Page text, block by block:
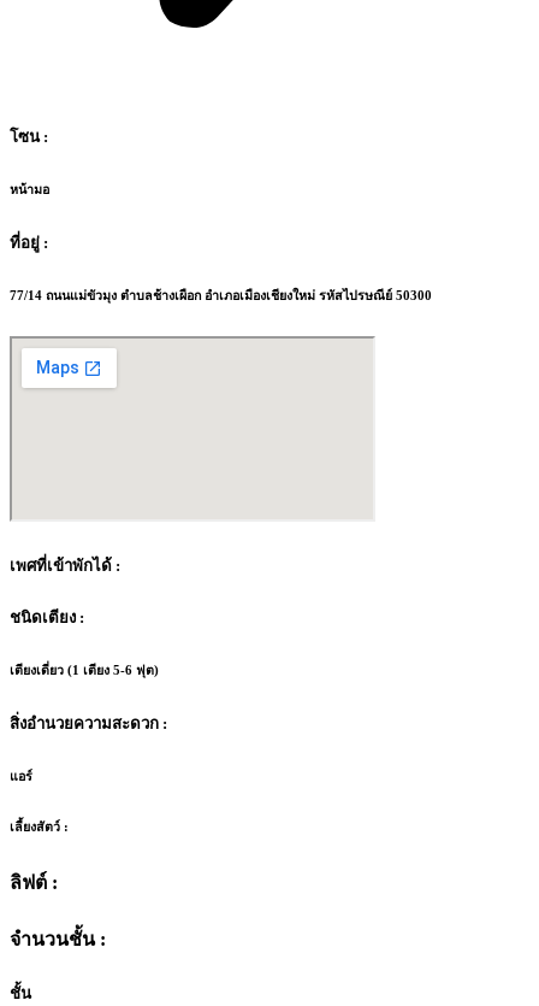
โซน :
หน้ามอ
ที่อยู่ :
77/14 ถนนแม่ขัวมุง ตำบลช้างเผือก อำเภอเมืองเชียงใหม่ รหัสไปรษณีย์ 50300
เพศที่เข้าพักได้ :
ชนิดเตียง :
เตียงเดี่ยว (1 เตียง 5-6 ฟุต)
สิ่งอำนวยความสะดวก :
แอร์
เลี้ยงสัตว์ :
ลิฟต์ :
จำนวนชั้น :
ชั้น